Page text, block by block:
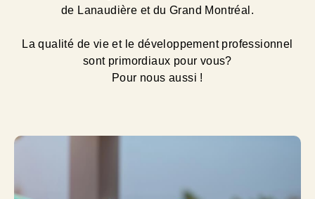
de Lanaudière et du Grand Montréal.
La qualité de vie et le développement professionnel
sont primordiaux pour vous?
Pour nous aussi !